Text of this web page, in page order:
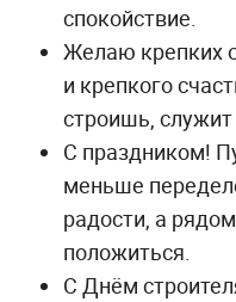
спокойствие.
Желаю крепких
и крепкого
строишь,
С праздником!
меньше
радости, а
положиться.
С Днём